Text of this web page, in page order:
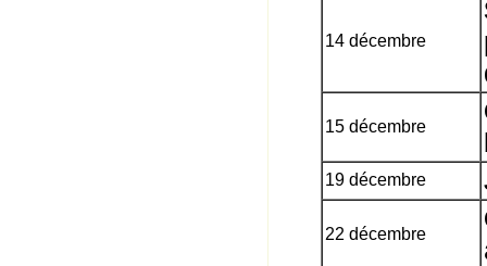
14 décembre
15 décembre
19 décembre
22 décembre